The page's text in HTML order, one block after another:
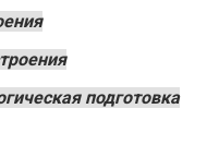
подготовка